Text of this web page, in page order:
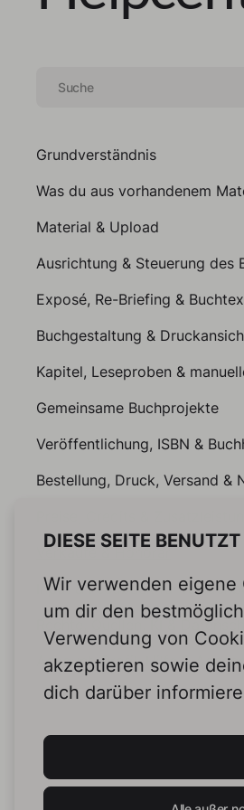
Grundverständnis
Was du aus vorhandenem
Material & Upload
Ausrichtung & Steuerung des
Exposé, Re-Briefing &
Buchgestaltung &
Kapitel, Leseproben &
Gemeinsame Buchprojekte
Veröffentlichung, ISBN &
Bestellung, Druck, Versand &
Verkäufe & Honorar
Input & Feedback für
Rechte, Quellen, KI &
Account, Profil, Hilfe &
DIESE SEITE BENUTZT
Wir verwenden eigene
um dir den
Verwendung von
akzeptieren sowie
dich darüber